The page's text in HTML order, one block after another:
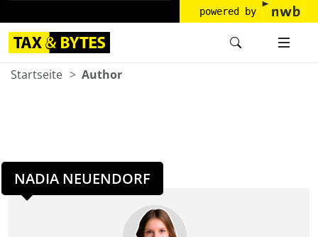
powered by
Startseite Author
NADIA NEUENDORF